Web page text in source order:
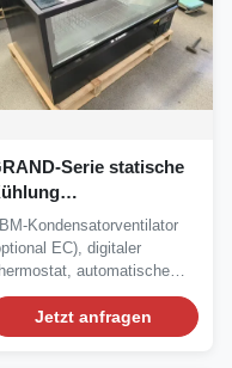
Serie statische
mit
E Schiebetopf
Kondensatorventilator
EC), digitaler
automatische
Jetzt anfragen